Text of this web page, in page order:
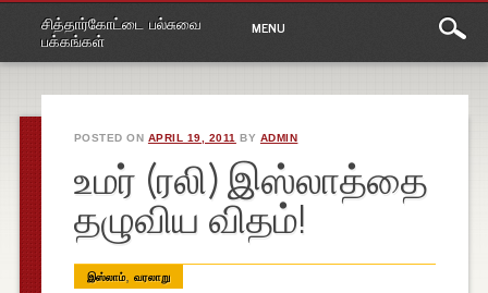
சித்தார்கோட்டை பல்சுவை
பக்கங்கள்
Main
menu
content
MENU
POSTED ON APRIL 19, 2011 BY ADMIN
உமர் (ரலி) இஸ்லாத்தை
தழுவிய விதம்!
இஸ்லாம், வரலாறு